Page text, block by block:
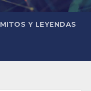
MITOS Y LEYENDAS